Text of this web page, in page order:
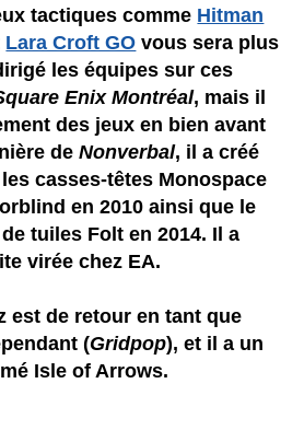
tactiques comme Hitman
Lara Croft GO vous sera plus
les équipes sur ces
Enix Montréal, mais il
des jeux en bien avant
deNonverbal, il a créé
casses-têtes Monospace
en 2010 ainsi que le
tuiles Folt en 2014. Il a
virée chez EA.
est de retour en tant que
(Gridpop), et il a un
Isle of Arrows.